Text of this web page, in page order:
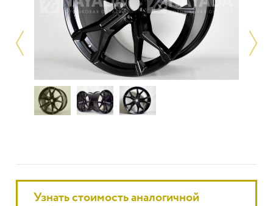
Узнать стоимость аналогичной